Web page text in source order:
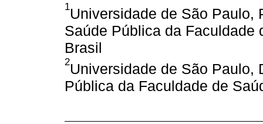
1Universidade de São Paulo,
Saúde Pública da Faculdade
Brasil
2Universidade de São Paulo,
Pública da Faculdade de